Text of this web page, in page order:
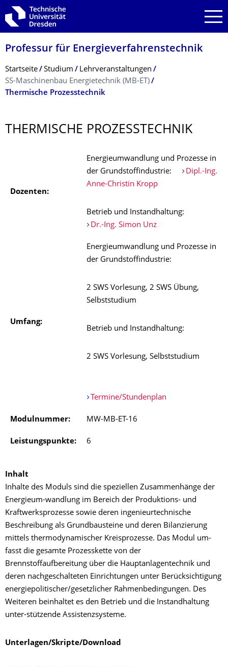
Zur Hauptnavigation springen
Zur Suche springen
Zum Inhalt springen
Professur für Energieverfahrens­technik
Breadcrumb-Menü
Startseite Studium
Lehrveranstaltungen
SS-Maschinenbau Energietechnik (MB-ET)
Thermische Prozesstechnik
THERMISCHE PROZESSTECHNIK
Dozenten:
Energieumwandlung und Prozesse in
der Grundstoffindustrie:
Dipl.-Ing.
Anne-Christin Kropp
Betrieb und Instandhaltung:
Dr.-Ing. Simon Unz
Umfang:
Energieumwandlung und Prozesse in
der Grundstoffindustrie:
2 SWS Vorlesung, 2 SWS Übung,
Selbststudium
Betrieb und Instandhaltung:
2 SWS Vorlesung, Selbststudium
Termine/Stundenplan
Modulnummer: MW-MB-ET-16
Leistungspunkte: 6
Inhalt
Inhalte des Moduls sind die speziellen Zusammenhänge der
Energieum-wandlung im Bereich der Produktions- und
Kraftwerksprozesse sowie deren ingenieurtechnische
Beschreibung als Grundbausteine und deren Bilanzierung
mittels thermodynamischer Kreisprozesse. Das Modul um-
fasst die gesamte Prozesskette von der
Brennstoffaufbereitung über die Hauptanlagentechnik und
deren nachgeschalteten Einrichtungen unter Berücksichtigung
energiepolitischer/gesetzlicher Rahmenbedingungen. Des
Weiteren beinhaltet es den Betrieb und die Instandhaltung
unter-stützende Assistenzsysteme.
Unterlagen/Skripte/Download